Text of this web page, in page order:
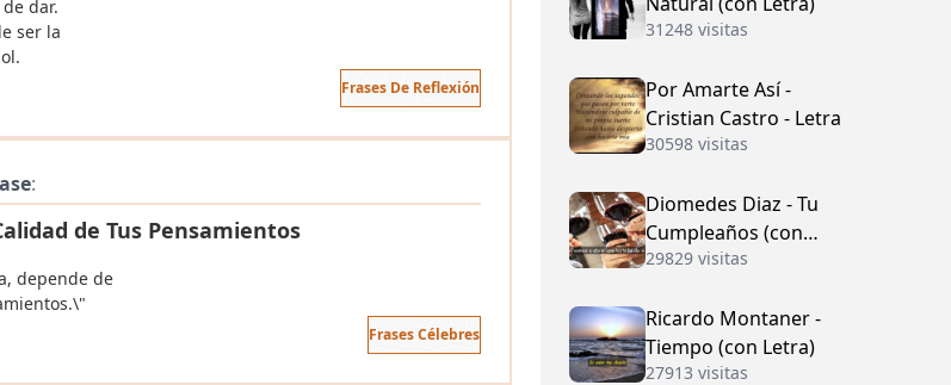
dar.
ser la
Frases De Reflexión
:
de Tus Pensamientos
depende de
Frases Célebres
31248 visitas
Por Amarte Así -
Cristian Castro - Letra
30598 visitas
Diomedes Diaz - Tu
Cumpleaños (con
Letra)
29829 visitas
Ricardo Montaner -
Tiempo (con Letra)
27913 visitas